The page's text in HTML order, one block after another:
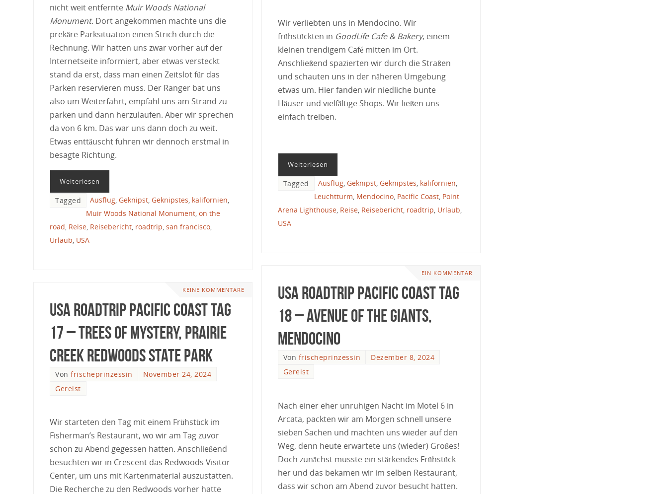
nicht weit entfernte Muir Woods National
Monument. Dort angekommen machte uns die
prekäre Parksituation einen Strich durch die
Rechnung. Wir hatten uns zwar vorher auf der
Internetseite informiert, aber etwas versteckt
stand da erst, dass man einen Zeitslot für das
Parken reservieren muss. Der Ranger bat uns
also um Weiterfahrt, empfahl uns am Strand zu
parken und dann herzulaufen. Aber wir sprechen
da von 6 km. Das war uns dann doch zu weit.
Etwas enttäuscht fuhren wir dennoch erstmal in
besagte Richtung.
Weiterlesen
Tagged Ausflug, Geknipst, Geknipstes, kalifornien,
Muir Woods National Monument, on the
road, Reise, Reisebericht, roadtrip, san francisco,
Urlaub, USA
Wir verliebten uns in Mendocino. Wir
frühstückten in GoodLife Cafe & Bakery, einem
kleinen trendigem Café mitten im Ort.
Anschließend spazierten wir durch die Straßen
und schauten uns in der näheren Umgebung
etwas um. Hier fanden wir niedliche bunte
Häuser und vielfältige Shops. Wir ließen uns
einfach treiben.
Weiterlesen
Tagged Ausflug, Geknipst, Geknipstes, kalifornien,
Leuchtturm, Mendocino, Pacific Coast, Point
Arena Lighthouse, Reise, Reisebericht, roadtrip, Urlaub,
USA
EIN KOMMENTAR
USA Roadtrip Pacific Coast Tag
18 – Avenue of the Giants,
Mendocino
Von frischeprinzessin
Dezember 8, 2024
Gereist
Nach einer eher unruhigen Nacht im Motel 6 in
Arcata, packten wir am Morgen schnell unsere
sieben Sachen und machten uns wieder auf den
Weg, denn heute erwartete uns (wieder) Großes!
Doch zunächst musste ein stärkendes Frühstück
her und das bekamen wir im selben Restaurant,
dass wir schon am Abend zuvor besucht hatten.
KEINE KOMMENTARE
USA Roadtrip Pacific Coast Tag
17 – Trees of Mystery, Prairie
Creek Redwoods State Park
Von frischeprinzessin
November 24, 2024
Gereist
Wir starteten den Tag mit einem Frühstück im
Fisherman’s Restaurant, wo wir am Tag zuvor
schon zu Abend gegessen hatten. Anschließend
besuchten wir in Crescent das Redwoods Visitor
Center, um uns mit Kartenmaterial auszustatten.
Die Recherche zu den Redwoods vorher hatte